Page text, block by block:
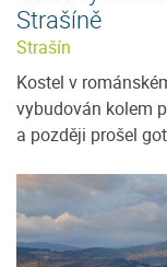
Strašíně
Strašín
Kostel v
vybudován kolem
a později prošel